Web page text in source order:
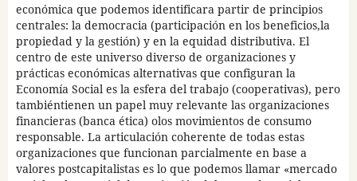
económica que podemos identificara partir de principios
centrales: la democracia (participación en los beneficios,la
propiedad y la gestión) y en la equidad distributiva. El
centro de este universo diverso de organizaciones y
prácticas económicas alternativas que configuran la
Economía Social es la esfera del trabajo (cooperativas), pero
tambiéntienen un papel muy relevante las organizaciones
financieras (banca ética) olos movimientos de consumo
responsable. La articulación coherente de todas estas
organizaciones que funcionan parcialmente en base a
valores postcapitalistas es lo que podemos llamar «mercado